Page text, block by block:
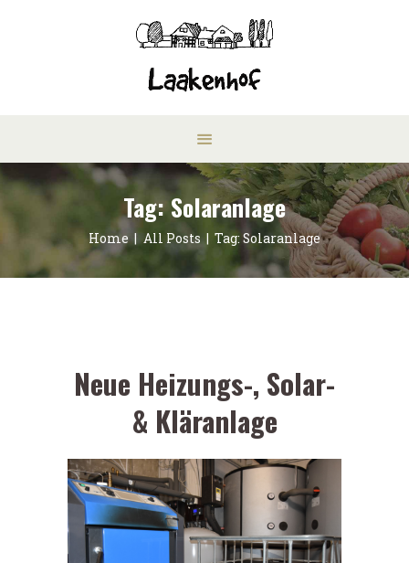
Tag: Solaranlage
Home All Posts Tag: Solaranlage
Neue Heizungs-, Solar-
& Kläranlage